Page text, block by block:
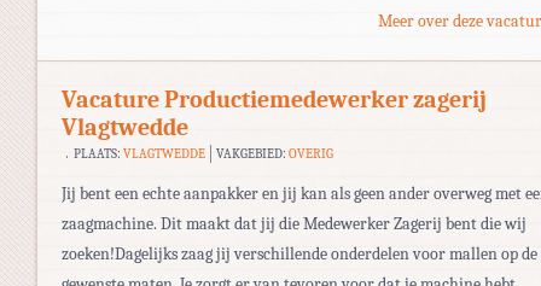
Meer over deze
Vacature Productiemedewerker zagerij
Vlagtwedde
PLAATS: VLAGTWEDDE VAKGEBIED:OVERIG
Jij bent een echte aanpakker en jij kan als geen ander overweg met
zaagmachine. Dit maakt dat jij die Medewerker Zagerij bent die wij
zoeken!Dagelijks zaag jij verschillende onderdelen voor mallen op de